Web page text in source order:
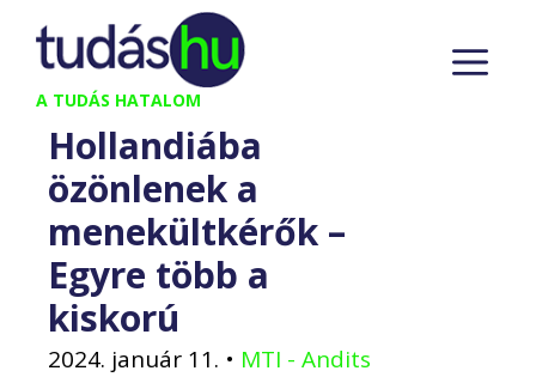
Kilépés
tartalomba
A TUDÁS HATALOM
Hollandiába
özönlenek a
menekültkérők –
Egyre több a
kiskorú
2024. január 11. • MTI - Andits